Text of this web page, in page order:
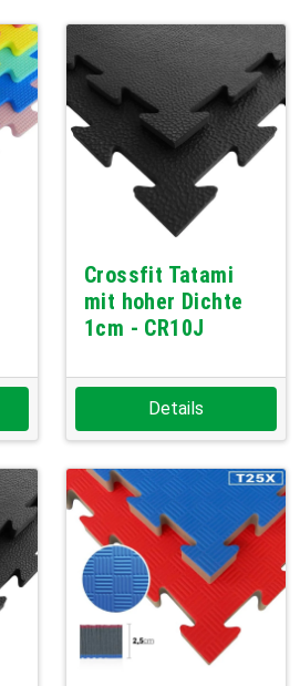
Crossfit Tatami
mit hoher Dichte
1cm - CR10J
Details